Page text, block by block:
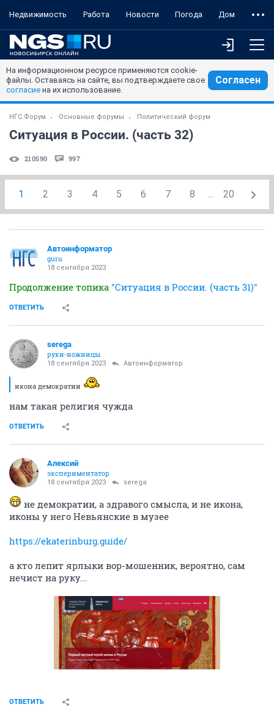
Недвижимость Работа Новости Погода Дом
На информационном ресурсе применяются cookie-
файлы. Оставаясь на сайте, вы подтверждаете свое
согласие на их использование.
Согласен
НГС.Форум Основные форумы Политический форум
Ситуация в России. (часть 32)
210590 997
1 2 3 4 5 6 7 8 ... 20
Автоинформатор
guru
18 сентября 2023
Продолжение топика "Ситуация в России. (часть 31)"
ОТВЕТИТЬ
serega
руки-ножницы
18 сентября 2023 Автоинформатор
икона демократии
нам такая религия чужда
ОТВЕТИТЬ
Алексий
экспериментатор
18 сентября 2023 serega
не демократии, а здравого смысла, и не икона,
иконы у него Невьянские в музее
https://ekaterinburg.guide/
а кто лепит ярлыки вор-мошенник, вероятно, сам
нечист на руку...
ОТВЕТИТЬ